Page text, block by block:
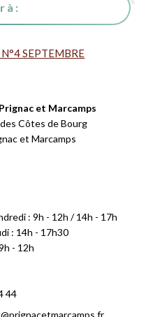
à :
SEPTEMBRE
et Marcamps
Côtes de Bourg
et Marcamps
: 9h - 12h / 14h - 17h
: 14h - 17h30
- 12h
44